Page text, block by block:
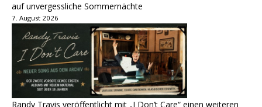
auf unvergessliche Sommernächte
7. August 2026
Randy Travis veröffentlicht mit „I Don’t Care“ einen weiteren